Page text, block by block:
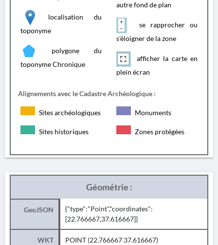
localisation du
toponyme
polygone du
toponyme Chronique
autre fond de plan
se rapprocher ou
s'éloigner de la zone
afficher la carte en
plein écran
Alignements avec le Cadastre Archéologique :
Sites archéologiques Monuments
Sites historiques Zones protégées
Géométrie :
GeoJSON
{"type":"Point","coordinates":
[22.766667,37.616667]}
WKT POINT (22.766667 37.616667)